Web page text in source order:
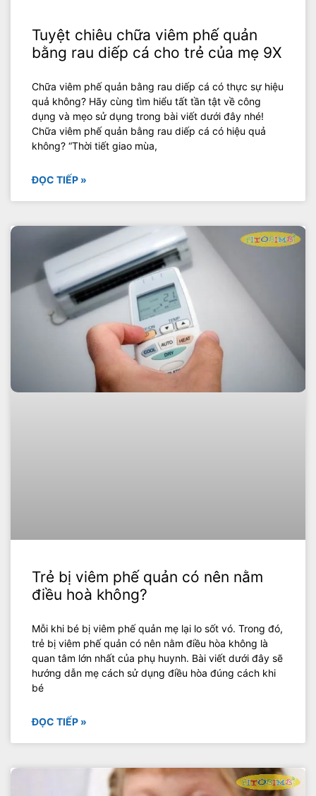
Tuyệt chiêu chữa viêm phế quản
bằng rau diếp cá cho trẻ của mẹ 9X
Chữa viêm phế quản bằng rau diếp cá có thực sự hiệu
quả không? Hãy cùng tìm hiểu tất tần tật về công
dụng và mẹo sử dụng trong bài viết dưới đây nhé!
Chữa viêm phế quản bằng rau diếp cá có hiệu quả
không? “Thời tiết giao mùa,
ĐỌC TIẾP »
Trẻ bị viêm phế quản có nên nằm
điều hoà không?
Mỗi khi bé bị viêm phế quản mẹ lại lo sốt vó. Trong đó,
trẻ bị viêm phế quản có nên nằm điều hòa không là
quan tâm lớn nhất của phụ huynh. Bài viết dưới đây sẽ
hướng dẫn mẹ cách sử dụng điều hòa đúng cách khi
bé
ĐỌC TIẾP »